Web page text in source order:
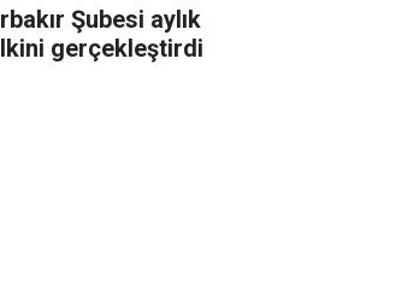
Şubesi aylık
gerçekleştirdi